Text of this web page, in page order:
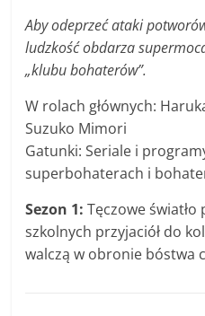
Aby odeprzeć ataki
ludzkość obdarza
„klubu bohaterów”.
W rolach głównych:
Suzuko Mimori
Gatunki: Seriale i
superbohaterach i
Sezon 1: Tęczowe światło
szkolnych przyjaciół do
walczą w obronie bóstwa